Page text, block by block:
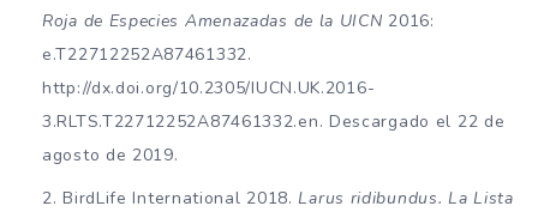
Roja de Especies Amenazadas de la UICN 2016:
e.T22712252A87461332.
http://dx.doi.org/10.2305/IUCN.UK.2016-
3.RLTS.T22712252A87461332.en. Descargado el 22 de
agosto de 2019.
BirdLife International 2018.Larus ridibundus. La Lista